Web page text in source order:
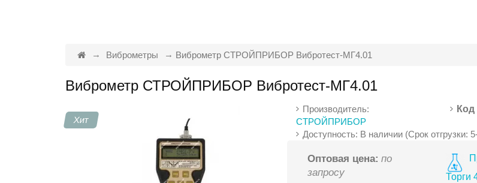
Виброметры Виброметр СТРОЙПРИБОР Вибротест-МГ4.01
Виброметр СТРОЙПРИБОР Вибротест-МГ4.01
Хит
Производитель:
СТРОЙПРИБОР
Код
Доступность: В наличии (Срок отгрузки:
Оптовая цена: по
запросу
Торги